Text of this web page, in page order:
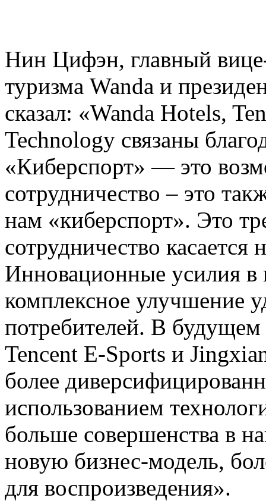
Нин Цифэн, главный
туризма Wanda и
сказал: «Wanda Hotels,
Technology связаны
«Киберспорт» — это
сотрудничество – это
нам «киберспорт». Это
сотрудничество касается
Инновационные усилия
комплексное улучшение
потребителей. В будущем
Tencent E-Sports и
более
использованием
больше совершенства в
новую бизнес-модель,
для воспроизведения».